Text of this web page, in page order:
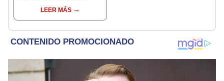
servían?LEER MÁS